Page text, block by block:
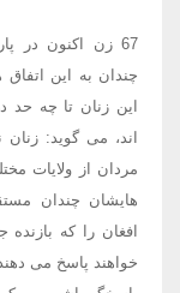
67 زن اکنون در
چندان به این
این زنان تا چه
اند، می گوید: زنان
مردان از ولایات
هایشان چندان
افغان را که
خواهند پاسخ می